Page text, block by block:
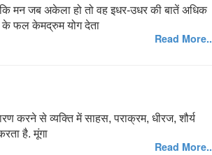
मन जब अकेला हो तो वह इधर-उधर की बातें अधिक
के फल केमद्रुम योग देता
Read More..
करने से व्यक्ति में साहस, पराक्रम, धीरज, शौर्य
है. मूंगा
Read More..